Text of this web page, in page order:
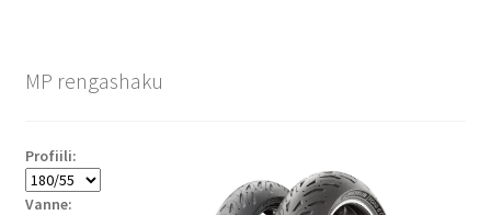
MP rengashaku
Profiili:
Vanne: